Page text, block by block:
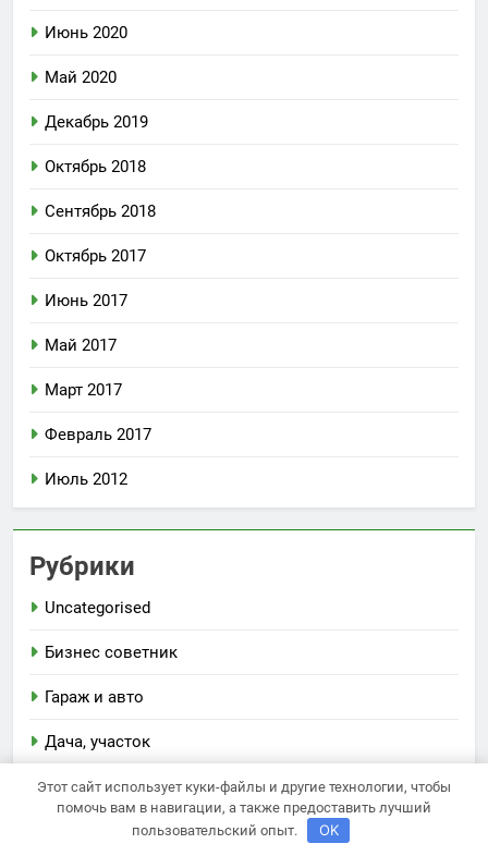
Июнь 2020
Май 2020
Декабрь 2019
Октябрь 2018
Сентябрь 2018
Октябрь 2017
Июнь 2017
Май 2017
Март 2017
Февраль 2017
Июль 2012
Рубрики
Uncategorised
Бизнес советник
Гараж и авто
Дача, участок
Как выбрать гаджет
Новости плюс
Этот сайт использует куки-файлы и другие технологии, чтобы
помочь вам в навигации, а также предоставить лучший
пользовательский опыт.
OK